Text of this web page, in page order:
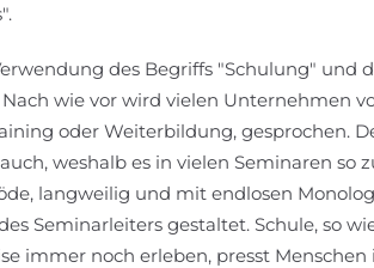
des Begriffs "Schulung" und
wie vor wird vielen Unternehmen
oder Weiterbildung, gesprochen.
weshalb es in vielen Seminaren so
langweilig und mit endlosen
Seminarleiters gestaltet. Schule, so
immer noch erleben, presst Menschen